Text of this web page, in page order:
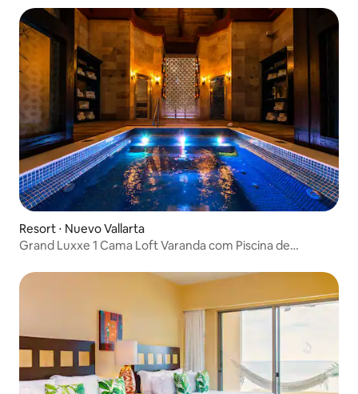
Resort ⋅ Nuevo Vallarta
Grand Luxxe 1 Cama Loft Varanda com Piscina de